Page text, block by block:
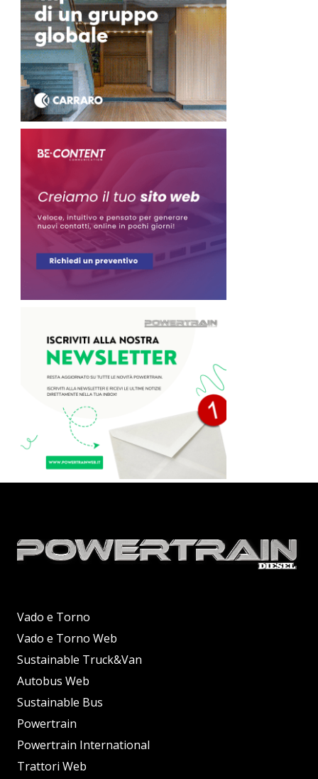
Vado e Torno
Vado e Torno Web
Sustainable Truck&Van
Autobus Web
Sustainable Bus
Powertrain
Powertrain International
Trattori Web